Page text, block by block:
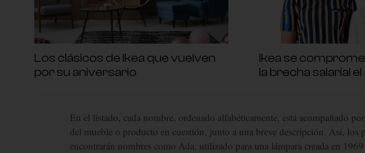
Los clásicos de Ikea que vuelven
por su aniversario
Ikea se
la brecha salarial
En el listado, cada nombre, ordenado alfabéticamente, está acompañado
del mueble o producto en cuestión, junto a una breve descripción. Así, los
encontrarán nombres como Ada, utilizado para una lámpara creada en